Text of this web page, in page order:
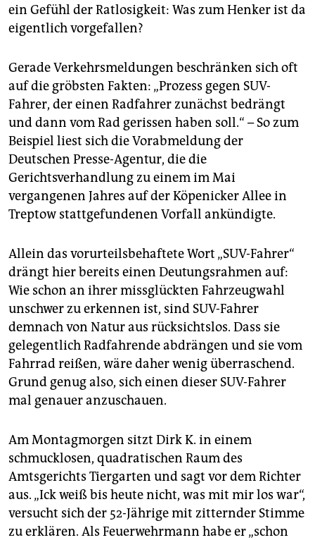
ein Gefühl der Ratlosigkeit: Was zum Henker ist da
eigentlich vorgefallen?
Gerade Verkehrsmeldungen beschränken sich oft
auf die gröbsten Fakten: „Prozess gegen SUV-
Fahrer, der einen Radfahrer zunächst bedrängt
und dann vom Rad gerissen haben soll.“ – So zum
Beispiel liest sich die Vorabmeldung der
Deutschen Presse-Agentur, die die
Gerichtsverhandlung zu einem im Mai
vergangenen Jahres auf der Köpenicker Allee in
Treptow stattgefundenen Vorfall ankündigte.
Allein das vorurteilsbehaftete Wort „SUV-Fahrer“
drängt hier bereits einen Deutungsrahmen auf:
Wie schon an ihrer missglückten Fahrzeugwahl
unschwer zu erkennen ist, sind SUV-Fahrer
demnach von Natur aus rücksichtslos. Dass sie
gelegentlich Radfahrende abdrängen und sie vom
Fahrrad reißen, wäre daher wenig überraschend.
Grund genug also, sich einen dieser SUV-Fahrer
mal genauer anzuschauen.
Am Montagmorgen sitzt Dirk K. in einem
schmucklosen, quadratischen Raum des
Amtsgerichts Tiergarten und sagt vor dem Richter
aus. „Ick weiß bis heute nicht, was mit mir los war“,
versucht sich der 52-Jährige mit zitternder Stimme
zu erklären. Als Feuerwehrmann habe er „schon